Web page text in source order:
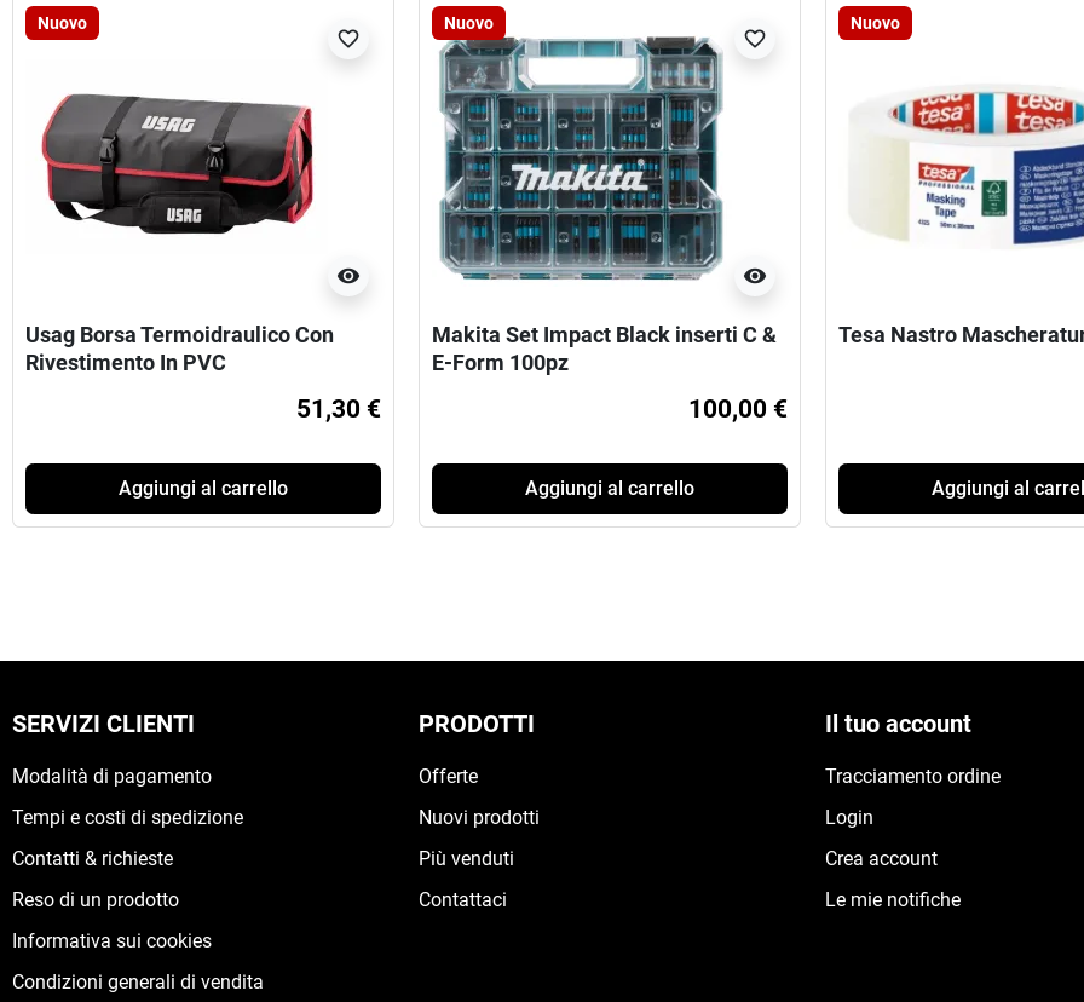
Nuovo
visibility
favorite_border
Usag Borsa Termoidraulico Con
Rivestimento In PVC
51,30 €
Aggiungi al carrello
Nuovo
visibility
favorite_border
Makita Set Impact Black inserti C &
E-Form 100pz
100,00 €
Aggiungi al carrello
Nuovo
Tesa Nastro
Aggiungi al
SERVIZI CLIENTI
Modalità di pagamento
Tempi e costi di spedizione
Contatti & richieste
Reso di un prodotto
Informativa sui cookies
Condizioni generali di vendita
PRODOTTI
Offerte
Nuovi prodotti
Più venduti
Contattaci
Il tuo account
Tracciamento ordine
Login
Crea account
Le mie notifiche